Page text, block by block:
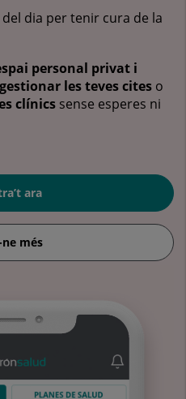
del dia per tenir cura de la
personal privat i
les teves cites o
clínics sense esperes ni
ara
més